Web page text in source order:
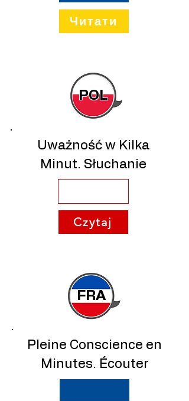
Читати
POL
Uważność w Kilka
Minut. Słuchanie
Czytaj
FRA
Pleine Conscience en
Minutes. Écouter